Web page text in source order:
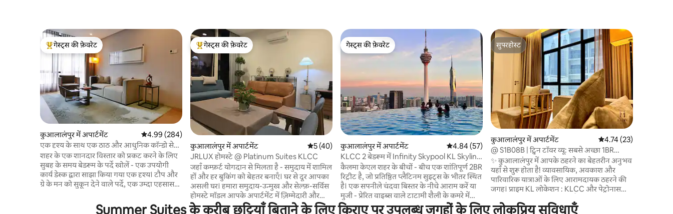
गेस्ट्स का टॉप फ़ेवरेट
गेस्ट्स की फ़ेवरेट
कुआलालंपुर में अपार्टमेंट औसत रेटिंग 5 में से 4.99, 284 समीक्षाएँ
4.99 (284)
एक दृश्य के साथ एक ठाठ और आधुनिक कॉन्डो से
ट्विन टॉवर की सैर करें
शहर के एक शानदार विस्तार को प्रकट करने के लिए
सुबह के समय बेडरूम के पर्दे खोलें - एक उपयोगी
कार्य डेस्क द्वारा साझा किया गया एक दृश्य। टौप और
ग्रे के मन को सुकून देने वाले पर्दे, एक उम्दा एहसास
विवरण इसे एक्सप्लोर करने के लिए एक आदर्श
गेस्ट्स का टॉप फ़ेवरेट
गेस्ट्स की फ़ेवरेट
कुआलालंपुर में अपार्टमेंट औसत रेटिंग 5 में से 5, 40 समीक्षाएँ
5 (40)
JRLUX होमस्टे @ Platinum Suites KLCC
जहाँ कम्फ़र्ट योगदान से मिलता है - समुदाय में शामिल
हों और हर बुकिंग को बेहतर बनाएँ। घर से दूर आपका
असली घर। हमारा समुदाय-उन्मुख और सेल्फ़-सर्विस
होमस्टे मॉडल आपके अपार्टमेंट में ज़िम्मेदारी और
स्थिरता को बढ़ावा देने के साथ-साथ आपके ठहरने के
गेस्ट्स की फ़ेवरेट
गेस्ट्स की फ़ेवरेट
कुआलालंपुर में अपार्टमेंट औसत रेटिंग 5 में से 4.84, 57 समीक्षाएँ
4.84 (57)
KLCC 2 बेडरूम में Infinity Skypool KL Skyline
व्यू
कैलमा केएल शहर के बीचों - बीच एक शांतिपूर्ण 2BR
रिट्रीट है, जो प्रतिष्ठित प्लैटिनम सुइट्स के भीतर स्थित
है। एक सपनीले चंदवा बिस्तर के नीचे आराम करें या
मुजी - प्रेरित वाइब्स वाले टाटामी शैली के कमरे में
आराम करें। कम से कम, कलात्मक स्पर्शों के साथ
सुपरहोस्ट
सुपरहोस्ट
कुआलालंपुर में अपार्टमेंट औसत रेटिंग 5 में से 4.74,
4.74 (23)
@ S1B08B | ट्विन टॉवर व्यू: सबसे अच्छा 1BR
बाथटब और KLCC व्यू!
✨ कुआलालंपुर में आपके ठहरने का बेहतरीन अनुभव
यहाँ से शुरू होता है! व्यावसायिक, अवकाश और
पारिवारिक यात्राओं के लिए आरामदायक ठहरने की
जगह। प्राइम KL लोकेशन : KLCC और पेट्रोनास
डांग वांगी और मोनोरेल बुकित नानास से 5 मिनट की
Summer Suites के करीब छुट्टियाँ बिताने के लिए किराए पर उपलब्ध जगहों के लिए लोकप्रिय सुविधाएँ